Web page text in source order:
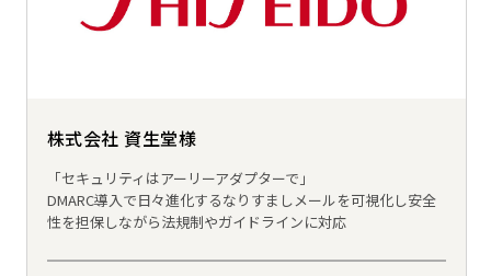
株式会社 資生堂様
「セキュリティはアーリーアダプターで」
DMARC導入で日々進化するなりすましメールを可視化し安全
性を担保しながら法規制やガイドラインに対応